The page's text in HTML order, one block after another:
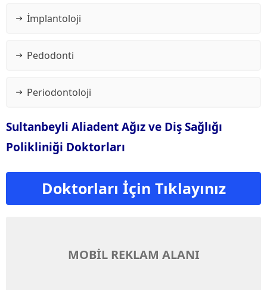
İmplantoloji
Pedodonti
Periodontoloji
Sultanbeyli Aliadent Ağız ve Diş Sağlığı
Polikliniği Doktorları
Doktorları İçin Tıklayınız
MOBİL REKLAM ALANI